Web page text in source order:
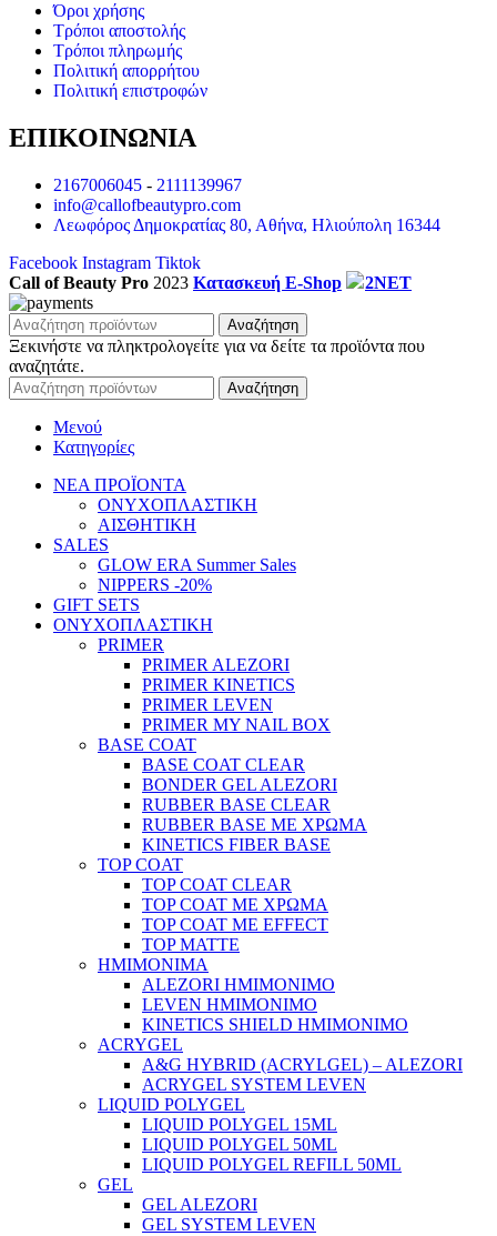
Όροι χρήσης
Τρόποι αποστολής
Τρόποι πληρωμής
Πολιτική απορρήτου
Πολιτική επιστροφών
ΕΠΙΚΟΙΝΩΝΙΑ
2167006045 - 2111139967
info@callofbeautypro.com
Λεωφόρος Δημοκρατίας 80, Αθήνα, Ηλιούπολη 16344
Facebook Instagram Tiktok
Call of Beauty Pro 2023 Κατασκευή E-Shop 2NET
Αναζήτηση
Ξεκινήστε να πληκτρολογείτε για να δείτε τα προϊόντα που
αναζητάτε.
Αναζήτηση
Μενού
Κατηγορίες
ΝΕΑ ΠΡΟΪΟΝΤΑ
ΟΝΥΧΟΠΛΑΣΤΙΚΗ
ΑΙΣΘΗΤΙΚΗ
SALES
GLOW ERA Summer Sales
NIPPERS -20%
GIFT SETS
ΟΝΥΧΟΠΛΑΣΤΙΚΗ
PRIMER
PRIMER ALEZORI
PRIMER KINETICS
PRIMER LEVEN
PRIMER MY NAIL BOX
BASE COAT
BASE COAT CLEAR
BONDER GEL ALEZORI
RUBBER BASE CLEAR
RUBBER BASE ΜΕ ΧΡΩΜΑ
KINETICS FIBER BASE
TOP COAT
TOP COAT CLEAR
TOP COAT ΜΕ ΧΡΩΜΑ
TOP COAT ΜΕ EFFECT
TOP MATTE
ΗΜΙΜΟΝΙΜΑ
ALEZORI ΗΜΙΜΟΝΙΜΟ
LEVEN ΗΜΙΜΟΝΙΜΟ
KINETICS SHIELD ΗΜΙΜΟΝΙΜΟ
ACRYGEL
A&G HYBRID (ACRYLGEL) – ALEZORI
ACRYGEL SYSTEM LEVEN
LIQUID POLYGEL
LIQUID POLYGEL 15ML
LIQUID POLYGEL 50ML
LIQUID POLYGEL REFILL 50ML
GEL
GEL ALEZORI
GEL SYSTEM LEVEN